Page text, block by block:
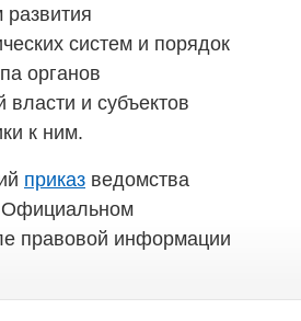
развития
систем и порядок
органов
власти и субъектов
к ним.
приказ ведомства
Официальном
правовой информации